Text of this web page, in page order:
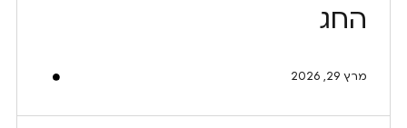
החג
מרץ 29, 2026